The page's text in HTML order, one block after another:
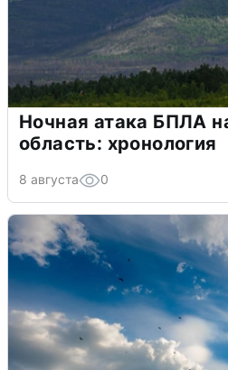
Ночная атака БПЛА
область: хронология
8 августа 0